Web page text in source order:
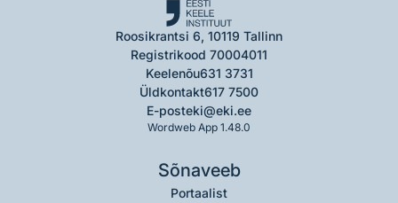
Roosikrantsi 6, 10119 Tallinn
Registrikood 70004011
Keelenõu631 3731
Üldkontakt617 7500
E-posteki@eki.ee
Wordweb App 1.48.0
Sõnaveeb
Portaalist